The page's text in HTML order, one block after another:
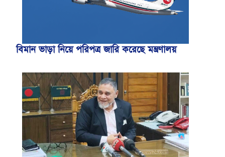
বিমান ভাড়া নিয়ে পরিপত্র জারি করেছে মন্ত্রণালয়